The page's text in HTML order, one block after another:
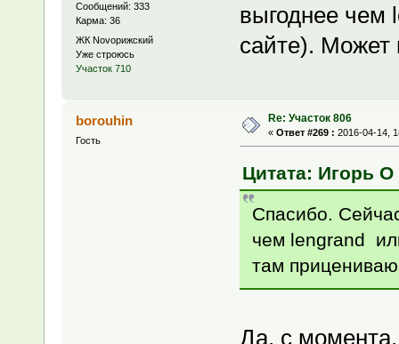
Сообщений: 333
Карма: 36
ЖК Novoрижский
Уже строюсь
Участок 710
выгоднее
сайте). Может
borouhin
Гость
Re: Участок 806
« Ответ #269 : 2016-04-14,
Цитата: Игорь О
Спасибо.
чем lengrand
там
Да, с момента,